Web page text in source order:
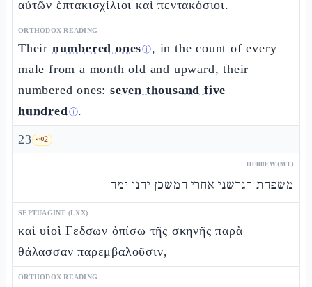
αὐτῶν ἑπτακισχίλιοι καὶ πεντακόσιοι.
ORTHODOX READING
Their numbered onesⓘ, in the count of every
male from a month old and upward, their
numbered ones:seven thousand five
hundredⓘ.
23 🗝️2
HEBREW (MT)
משפחת הגרשני אחרי המשכן יחנו ימה
SEPTUAGINT (LXX)
καὶ υἱοὶ Γεδσων ὀπίσω τῆς σκηνῆς παρὰ
θάλασσαν παρεμβαλοῦσιν,
ORTHODOX READING